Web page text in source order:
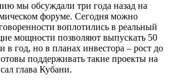
мы обсуждали три года назад на
форуме. Сегодня можно
воплотились в реальный
мощности позволяют выпускать 50
в год, но в планах инвестора – рост до
поддерживать такие проекты на
глава Кубани.